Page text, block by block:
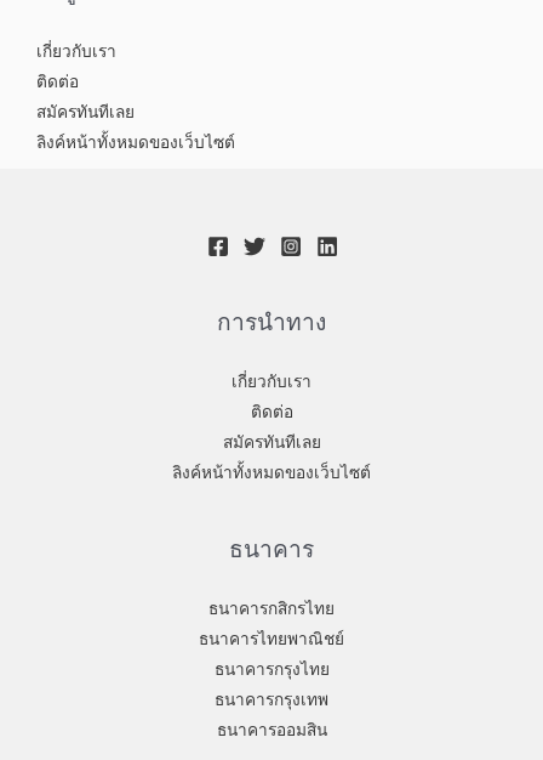
เกี่ยวกับเรา
ติดต่อ
สมัครทันทีเลย
ลิงค์หน้าทั้งหมดของเว็บไซต์
การนำทาง
เกี่ยวกับเรา
ติดต่อ
สมัครทันทีเลย
ลิงค์หน้าทั้งหมดของเว็บไซต์
ธนาคาร
ธนาคารกสิกรไทย
ธนาคารไทยพาณิชย์
ธนาคารกรุงไทย
ธนาคารกรุงเทพ
ธนาคารออมสิน